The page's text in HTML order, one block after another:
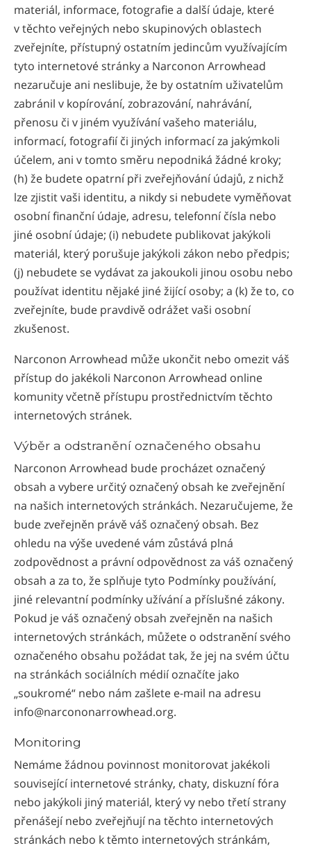
materiál, informace, fotografie a další údaje, které
v těchto veřejných nebo skupinových oblastech
zveřejníte, přístupný ostatním jedincům využívajícím
tyto internetové stránky a Narconon Arrowhead
nezaručuje ani neslibuje, že by ostatním uživatelům
zabránil v kopírování, zobrazování, nahrávání,
přenosu či v jiném využívání vašeho materiálu,
informací, fotografií či jiných informací za jakýmkoli
účelem, ani v tomto směru nepodniká žádné kroky;
(h) že budete opatrní při zveřejňování údajů, z nichž
lze zjistit vaši identitu, a nikdy si nebudete vyměňovat
osobní finanční údaje, adresu, telefonní čísla nebo
jiné osobní údaje; (i) nebudete publikovat jakýkoli
materiál, který porušuje jakýkoli zákon nebo předpis;
(j) nebudete se vydávat za jakoukoli jinou osobu nebo
používat identitu nějaké jiné žijící osoby; a (k) že to, co
zveřejníte, bude pravdivě odrážet vaši osobní
zkušenost.
Narconon Arrowhead může ukončit nebo omezit váš
přístup do jakékoli Narconon Arrowhead online
komunity včetně přístupu prostřednictvím těchto
internetových stránek.
Výběr a odstranění označeného obsahu
Narconon Arrowhead bude procházet označený
obsah a vybere určitý označený obsah ke zveřejnění
na našich internetových stránkách. Nezaručujeme, že
bude zveřejněn právě váš označený obsah. Bez
ohledu na výše uvedené vám zůstává plná
zodpovědnost a právní odpovědnost za váš označený
obsah a za to, že splňuje tyto Podmínky používání,
jiné relevantní podmínky užívání a příslušné zákony.
Pokud je váš označený obsah zveřejněn na našich
internetových stránkách, můžete o odstranění svého
označeného obsahu požádat tak, že jej na svém účtu
na stránkách sociálních médií označíte jako
„soukromé“ nebo nám zašlete e-mail na adresu
info@narcononarrowhead.org.
Monitoring
Nemáme žádnou povinnost monitorovat jakékoli
související internetové stránky, chaty, diskuzní fóra
nebo jakýkoli jiný materiál, který vy nebo třetí strany
přenášejí nebo zveřejňují na těchto internetových
stránkách nebo k těmto internetových stránkám,